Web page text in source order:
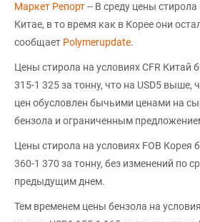
Маркет Репорт-- В среду цены
Китае, в то время как в Корее они
сообщает Polymerupdate.
Цены стирола на условиях CFR Китай
315-1 325 за тонну, что на USD5 выше,
цен обусловлен бычьими ценами на
бензола и ограниченным
Цены стирола на условиях FOB Корея
360-1 370 за тонну, без изменений по
предыдущим днем.
Тем временем цены бензола на